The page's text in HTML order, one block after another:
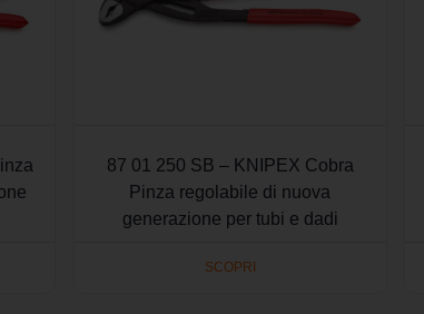
87 01 250 SB – KNIPEX Cobra
Pinza regolabile di nuova
generazione per tubi e dadi
SCOPRI